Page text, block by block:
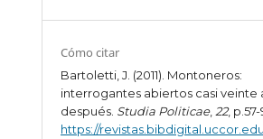
Cómo citar
Bartoletti, J. (2011). Montoneros:
interrogantes abiertos casi veinte
después. Studia Politicae, 22, p.57-
https://